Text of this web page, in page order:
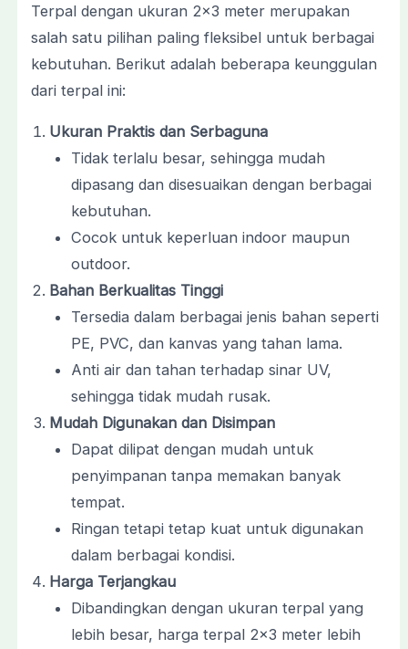
Terpal dengan ukuran 2×3 meter merupakan
salah satu pilihan paling fleksibel untuk berbagai
kebutuhan. Berikut adalah beberapa keunggulan
dari terpal ini:
Ukuran Praktis dan Serbaguna
Tidak terlalu besar, sehingga mudah
dipasang dan disesuaikan dengan berbagai
kebutuhan.
Cocok untuk keperluan indoor maupun
outdoor.
Bahan Berkualitas Tinggi
Tersedia dalam berbagai jenis bahan seperti
PE, PVC, dan kanvas yang tahan lama.
Anti air dan tahan terhadap sinar UV,
sehingga tidak mudah rusak.
Mudah Digunakan dan Disimpan
Dapat dilipat dengan mudah untuk
penyimpanan tanpa memakan banyak
tempat.
Ringan tetapi tetap kuat untuk digunakan
dalam berbagai kondisi.
Harga Terjangkau
Dibandingkan dengan ukuran terpal yang
lebih besar, harga terpal 2×3 meter lebih